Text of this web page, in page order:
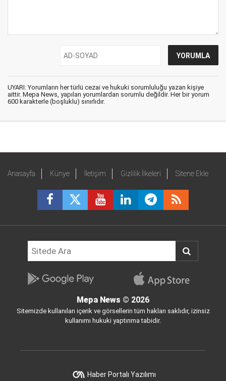
UYARI: Yorumların her türlü cezai ve hukuki sorumluluğu yazan kişiye
aittir. Mepa News, yapılan yorumlardan sorumlu değildir. Her bir yorum
600 karakterle (boşluklu) sınırlıdır.
Anasayfa Künye İletişim Gizlilik İlkeleri Sitene Ekle
Mepa News © 2026
Sitemizde kullanılan içerik ve görsellerin tüm hakları saklıdır, izinsiz
kullanımı hukuki yaptırıma tabidir.
Haber Portalı Yazılımı